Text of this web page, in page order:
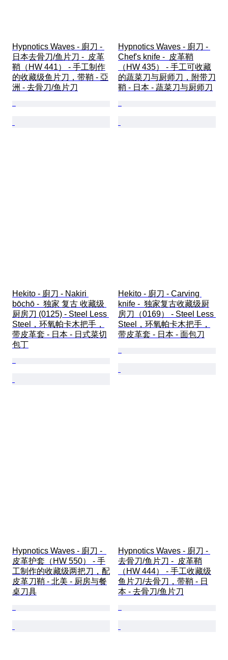
Hypnotics Waves - 廚刀 -
日本去骨刀/鱼片刀 -  皮革
鞘（HW 441） - 手工制作
的收藏级鱼片刀，带鞘 - 亞
洲 - 去骨刀/鱼片刀
Hypnotics Waves - 廚刀 -
Chef's knife -  皮革鞘
（HW 435） - 手工可收藏
的蔬菜刀与厨师刀，附带刀
鞘 - 日本 - 蔬菜刀与厨师刀
Hekito - 廚刀 - Nakiri
bōchō -  独家 复古 收藏级
厨房刀 (0125) - Steel Less
Steel，环氧帕卡木把手，
带皮革套 - 日本 - 日式菜切
包丁
Hekito - 廚刀 - Carving
knife -  独家复古收藏级厨
房刀（0169） - Steel Less
Steel，环氧帕卡木把手，
带皮革套 - 日本 - 面包刀
Hypnotics Waves - 廚刀 -
皮革护套（HW 550） - 手
工制作的收藏级两把刀，配
皮革刀鞘 - 北美 - 厨房与餐
桌刀具
Hypnotics Waves - 廚刀 -
去骨刀/鱼片刀 -  皮革鞘
（HW 444） - 手工收藏级
鱼片刀/去骨刀，带鞘 - 日
本 - 去骨刀/鱼片刀